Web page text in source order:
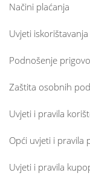
Načini plaćanja
Uvjeti
Podnošenje
Zaštita osobnih
Uvjeti i pravila
Opći uvjeti i pravila
Uvjeti i pravila